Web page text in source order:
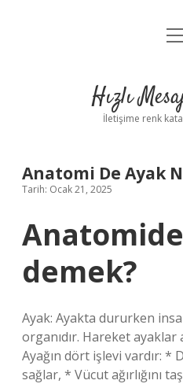
Yasal
Hızlı
İletişime renk
Anatomi De Ayak
Tarih: Ocak 21, 2025
demek?
Ayak: Ayakta dururken
organıdır. Hareket ayaklar
Ayağın dört işlevi vardır: *
sağlar, * Vücut ağırlığını